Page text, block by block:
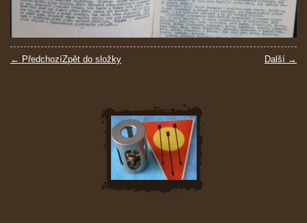
← Předchozí Další →
Zpět do složky